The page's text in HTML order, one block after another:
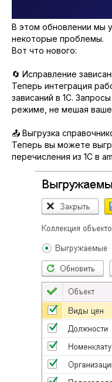
В этом обновлении мы
некоторые проблемы.
Вот что нового:
🔄 Исправление
Теперь интеграция
зависаний в 1С.
режиме, не мешая
📤 Выгрузка
Теперь вы можете
перечисления из 1С в